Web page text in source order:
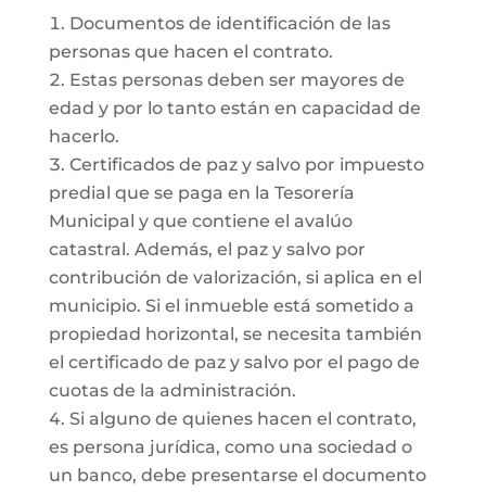
Documentos de identificación de las
personas que hacen el contrato.
Estas personas deben ser mayores de
edad y por lo tanto están en capacidad de
hacerlo.
Certificados de paz y salvo por impuesto
predial que se paga en la Tesorería
Municipal y que contiene el avalúo
catastral. Además, el paz y salvo por
contribución de valorización, si aplica en el
municipio. Si el inmueble está sometido a
propiedad horizontal, se necesita también
el certificado de paz y salvo por el pago de
cuotas de la administración.
Si alguno de quienes hacen el contrato,
es persona jurídica, como una sociedad o
un banco, debe presentarse el documento